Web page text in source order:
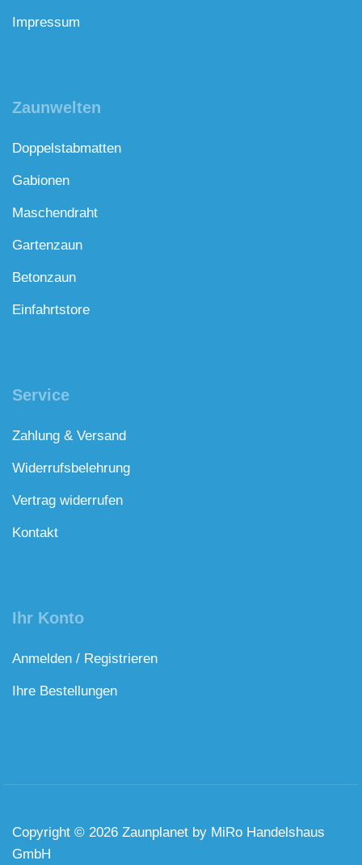
Impressum
Zaunwelten
Doppelstabmatten
Gabionen
Maschendraht
Gartenzaun
Betonzaun
Einfahrtstore
Service
Zahlung & Versand
Widerrufsbelehrung
Vertrag widerrufen
Kontakt
Ihr Konto
Anmelden / Registrieren
Ihre Bestellungen
Copyright © 2026 Zaunplanet by MiRo Handelshaus
GmbH